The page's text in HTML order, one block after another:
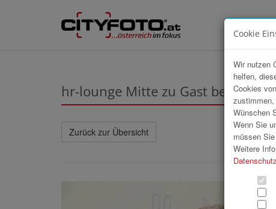
hr-lounge Mitte zu Gast bei
Zurück zur Übersicht
Cookie
Wir nutzen
helfen,
Cookies
zustimmen,
Wünschen
Wenn Sie
müssen
Weitere